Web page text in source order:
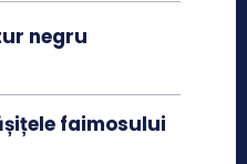
negru
faimosului